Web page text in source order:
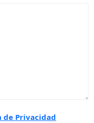
de Privacidad